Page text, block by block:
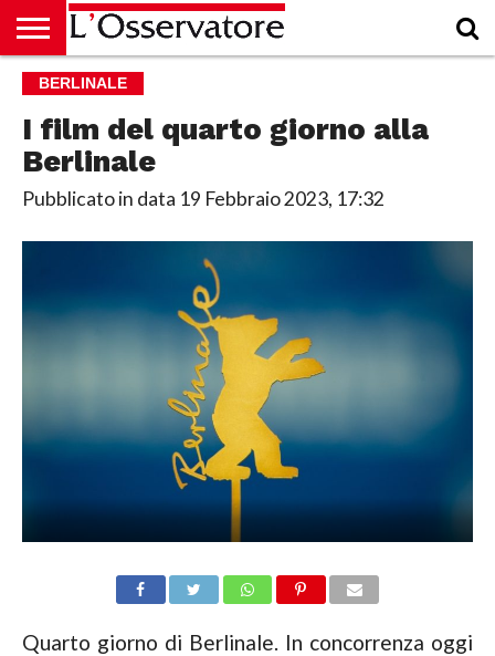
HOME
CULTURA
ECONOMIA
RUBRICHE
ARCHIVIO
PODCAST
ABBONAMENTO
CHI
ACCEDI
BERLINALE
I film del quarto giorno alla
Berlinale
Pubblicato in data 19 Febbraio 2023, 17:32
Quarto giorno di Berlinale. In concorrenza oggi